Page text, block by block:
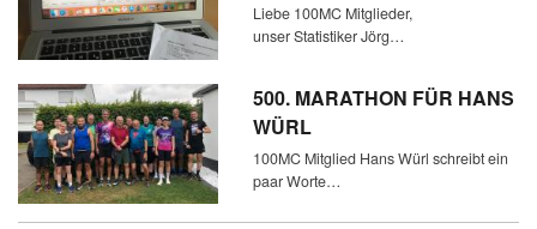
Liebe 100MC Mitglieder,
unser Statistiker Jörg…
500. MARATHON FÜR HANS
WÜRL
100MC Mitglied Hans Würl schreibt ein
paar Worte…